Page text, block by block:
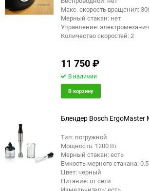
Макс. скорость вращения:
Мерный стакан: нет
Управление:
Количество скоростей: 2
11 750₽
В наличии
В корзину
Блендер Bosch ErgoMaster
Тип: погружной
Мощность: 1200 Вт
Мерный стакан: есть
Емкость мерного стакана:
Цвет: черный
Питание: от сети